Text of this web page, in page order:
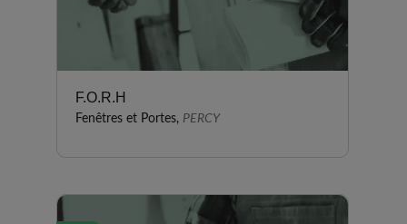
F.O.R.H
Fenêtres et Portes, PERCY